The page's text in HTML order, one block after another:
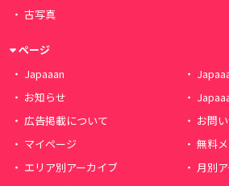
古写真
ページ
Japaaan
お知らせ
広告掲載について
お問
マイページ
無料
エリア別アーカイブ
月別